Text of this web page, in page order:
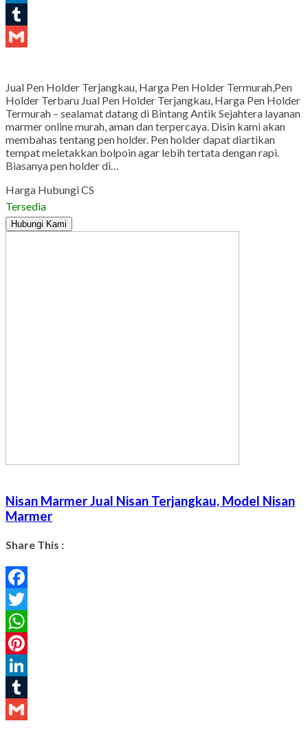
LinkedIn
Tumblr
Jual Pen Holder Terjangkau, Harga Pen Holder Termurah,Pen
Holder Terbaru Jual Pen Holder Terjangkau, Harga Pen Holder
Termurah – sealamat datang di Bintang Antik Sejahtera layanan
marmer online murah, aman dan terpercaya. Disin kami akan
membahas tentang pen holder. Pen holder dapat diartikan
tempat meletakkan bolpoin agar lebih tertata dengan rapi.
Biasanya pen holder di…
Harga Hubungi CS
Tersedia
Hubungi Kami
Nisan Marmer Jual Nisan Terjangkau, Model Nisan
Marmer
Share This :
Facebook
Twitter
WhatsApp
Pinterest
LinkedIn
Tumblr